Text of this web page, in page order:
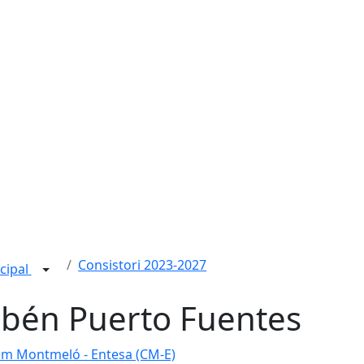
Consistori 2023-2027
Puerto Fuentes
Montmeló - Entesa (CM-E)